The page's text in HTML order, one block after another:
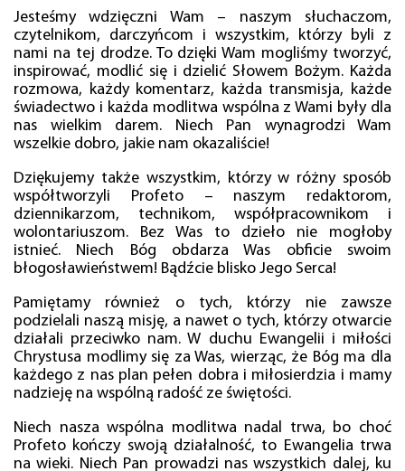
Jesteśmy wdzięczni Wam – naszym słuchaczom,
czytelnikom, darczyńcom i wszystkim, którzy byli z
nami na tej drodze. To dzięki Wam mogliśmy tworzyć,
inspirować, modlić się i dzielić Słowem Bożym. Każda
rozmowa, każdy komentarz, każda transmisja, każde
świadectwo i każda modlitwa wspólna z Wami były dla
nas wielkim darem. Niech Pan wynagrodzi Wam
wszelkie dobro, jakie nam okazaliście!
Dziękujemy także wszystkim, którzy w różny sposób
współtworzyli Profeto – naszym redaktorom,
dziennikarzom, technikom, współpracownikom i
wolontariuszom. Bez Was to dzieło nie mogłoby
istnieć. Niech Bóg obdarza Was obficie swoim
błogosławieństwem! Bądźcie blisko Jego Serca!
Pamiętamy również o tych, którzy nie zawsze
podzielali naszą misję, a nawet o tych, którzy otwarcie
działali przeciwko nam. W duchu Ewangelii i miłości
Chrystusa modlimy się za Was, wierząc, że Bóg ma dla
każdego z nas plan pełen dobra i miłosierdzia i mamy
nadzieję na wspólną radość ze świętości.
Niech nasza wspólna modlitwa nadal trwa, bo choć
Profeto kończy swoją działalność, to Ewangelia trwa
na wieki. Niech Pan prowadzi nas wszystkich dalej, ku